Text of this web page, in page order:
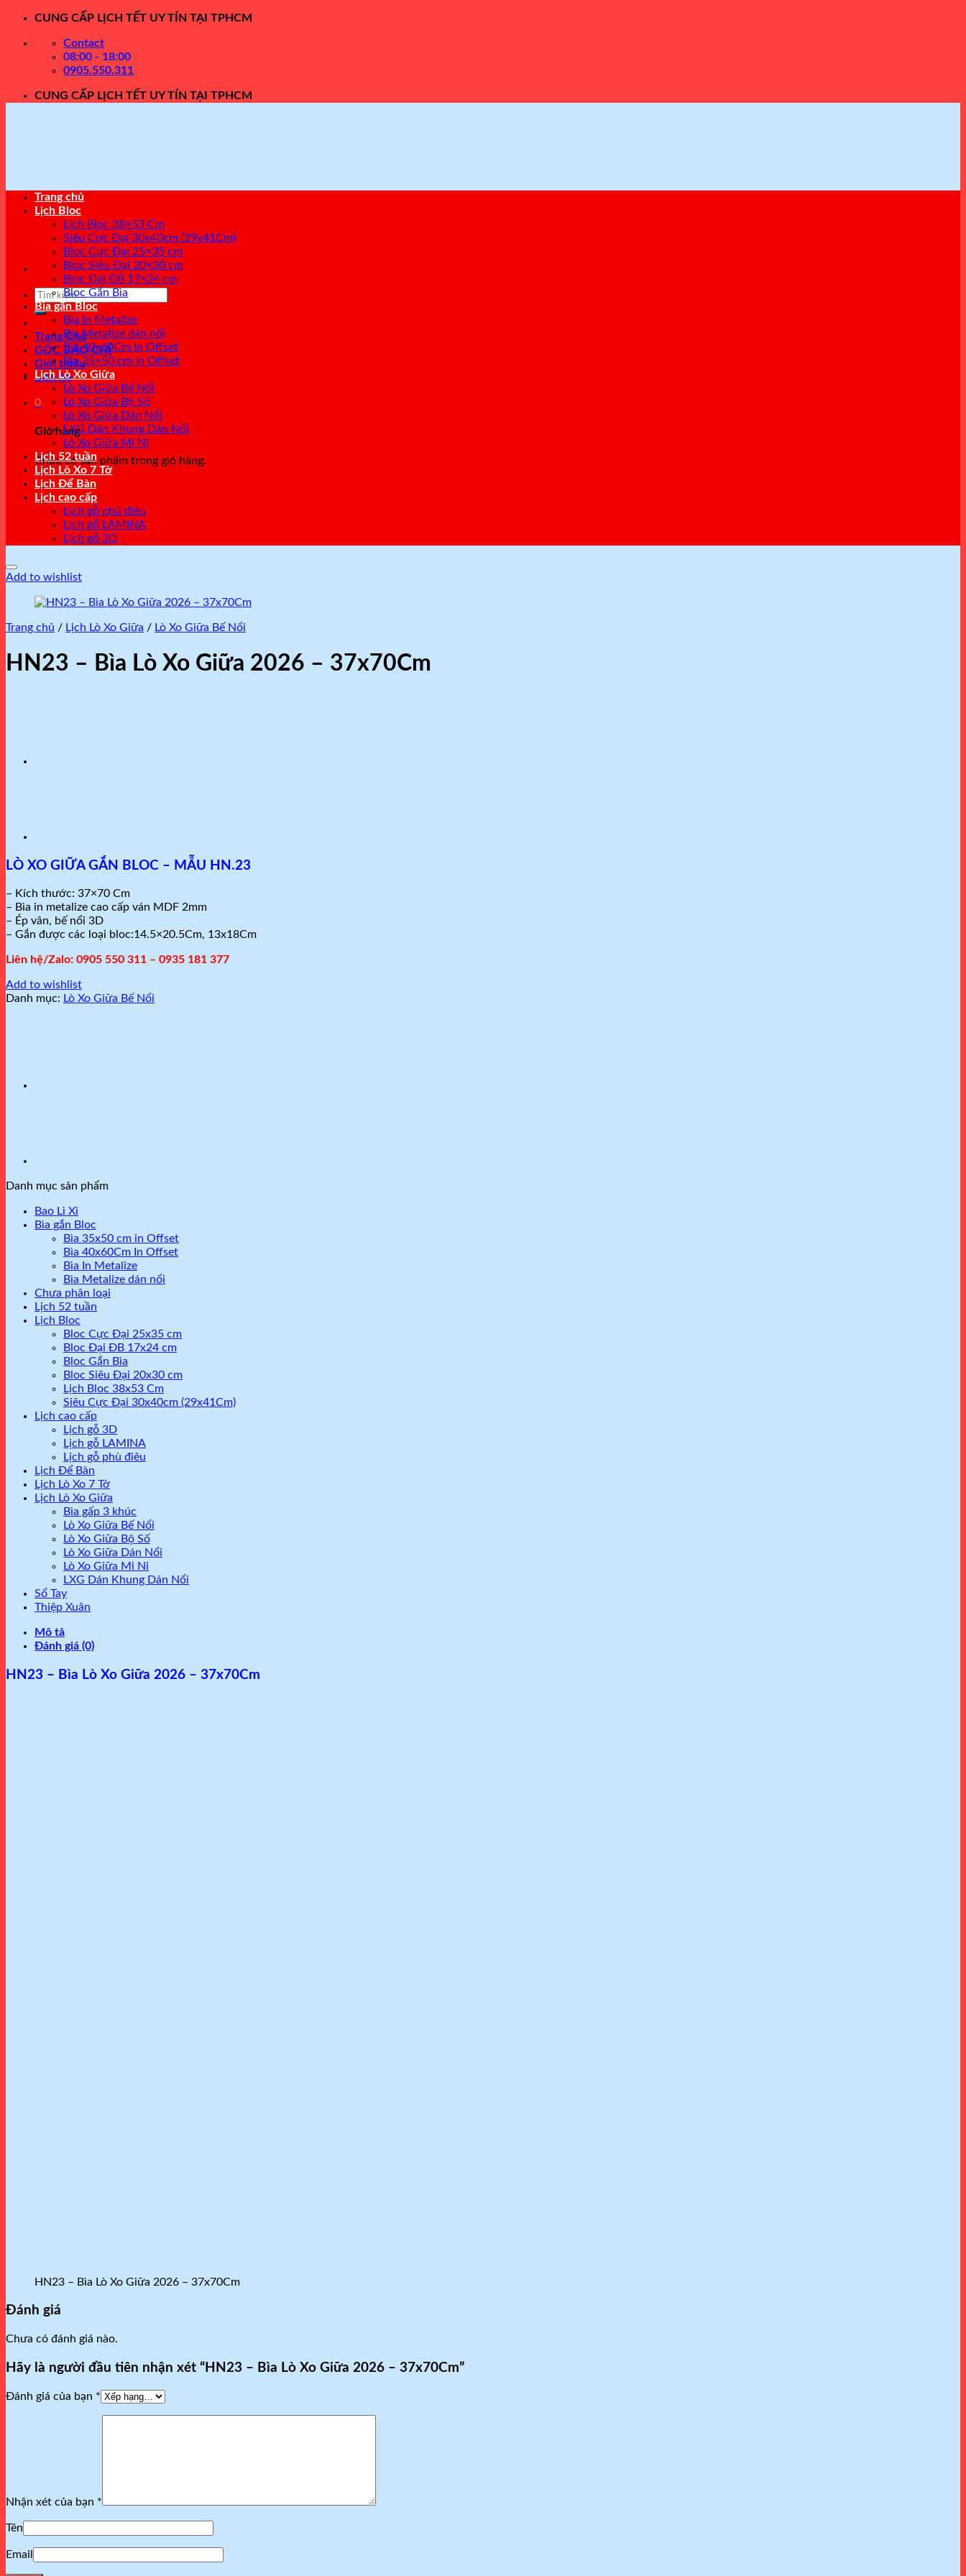
Skip
content
CUNG CẤP LỊCH TẾT UY TÍN TẠI TPHCM
Contact
08:00 - 18:00
0905.550.311
CUNG CẤP LỊCH TẾT UY TÍN TẠI TPHCM
Tìm
kiếm:
Trang Chủ
GÓC BÁO CHÍ
Giới thiệu
Liên hệ
0
Giỏ hàng
Chưa có sản phẩm trong giỏ hàng.
Trang chủ
Lịch Bloc
Lịch Bloc 38×53 Cm
Siêu Cực Đại 30x40cm (29x41Cm)
Bloc Cực Đại 25×35 cm
Bloc Siêu Đại 20×30 cm
Bloc Đại ĐB 17×24 cm
Bloc Gắn Bìa
Bìa gắn Bloc
Bìa In Metalize
Bìa Metalize dán nổi
Bìa 40x60Cm In Offset
Bìa 35×50 cm in Offset
Lịch Lò Xo Giữa
Lò Xo Giữa Bế Nổi
Lò Xo Giữa Bộ Số
Lò Xo Giữa Dán Nổi
LXG Dán Khung Dán Nổi
Lò Xo Giữa Mi Ni
Lịch 52 tuần
Lịch Lò Xo 7 Tờ
Lịch Để Bàn
Lịch cao cấp
Lịch gỗ phù điêu
Lịch gỗ LAMINA
Lịch gỗ 3D
Add to wishlist
Trang chủ / Lịch Lò Xo Giữa / Lò Xo Giữa Bế Nổi
HN23 – Bìa Lò Xo Giữa 2026 – 37x70Cm
LÒ XO GIỮA GẮN BLOC – MẪU HN.23
– Kích thước: 37×70 Cm
– Bìa in metalize cao cấp ván MDF 2mm
– Ép vân, bế nổi 3D
– Gắn được các loại bloc:14.5×20.5Cm, 13x18Cm
Liên hệ/Zalo: 0905 550 311 – 0935 181 377
Add to wishlist
Danh mục: Lò Xo Giữa Bế Nổi
Danh mục sản phẩm
Bao Lì Xì
Bìa gắn Bloc
Bìa 35x50 cm in Offset
Bìa 40x60Cm In Offset
Bìa In Metalize
Bìa Metalize dán nổi
Chưa phân loại
Lịch 52 tuần
Lịch Bloc
Bloc Cực Đại 25x35 cm
Bloc Đại ĐB 17x24 cm
Bloc Gắn Bìa
Bloc Siêu Đại 20x30 cm
Lịch Bloc 38x53 Cm
Siêu Cực Đại 30x40cm (29x41Cm)
Lịch cao cấp
Lịch gỗ 3D
Lịch gỗ LAMINA
Lịch gỗ phù điêu
Lịch Để Bàn
Lịch Lò Xo 7 Tờ
Lịch Lò Xo Giữa
Bìa gấp 3 khúc
Lò Xo Giữa Bế Nổi
Lò Xo Giữa Bộ Số
Lò Xo Giữa Dán Nổi
Lò Xo Giữa Mi Ni
LXG Dán Khung Dán Nổi
Sổ Tay
Thiệp Xuân
Mô tả
Đánh giá (0)
HN23 – Bìa Lò Xo Giữa 2026 – 37x70Cm
HN23 – Bìa Lò Xo Giữa 2026 – 37x70Cm
Đánh giá
Chưa có đánh giá nào.
Hãy là người đầu tiên nhận xét “HN23 – Bìa Lò Xo Giữa 2026 – 37x70Cm”
Đánh giá của bạn *
Nhận xét của bạn *
Tên
Email